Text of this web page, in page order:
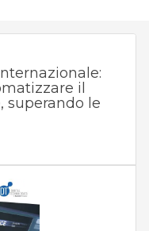
il
superando le